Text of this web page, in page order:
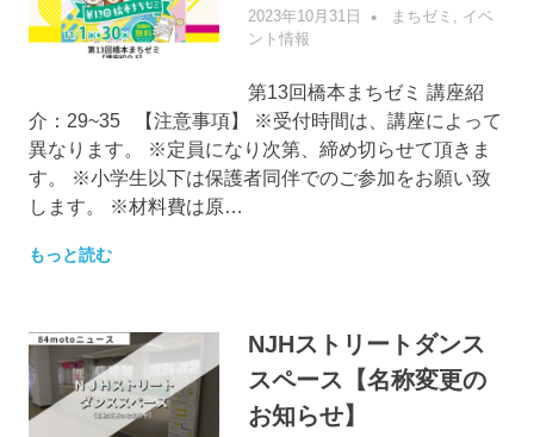
2023年10月31日 管理者
まちゼミ , イベ
ント情報
第13回橋本まちゼミ 講座紹
介：29~35 【注意事項】 ※受付時間は、講座によって
異なります。 ※定員になり次第、締め切らせて頂きま
す。 ※小学生以下は保護者同伴でのご参加をお願い致
します。 ※材料費は原…
もっと読む
NJHストリートダンス
スペース【名称変更の
お知らせ】